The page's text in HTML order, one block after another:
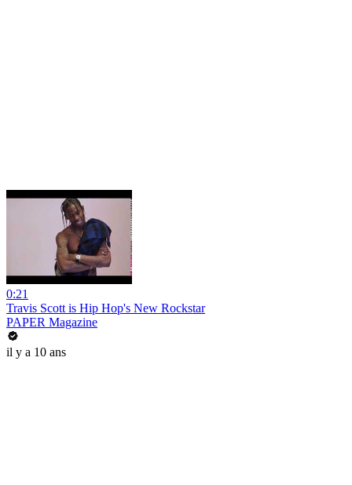
0:21
Travis Scott is Hip Hop's New Rockstar
PAPER Magazine
il y a 10 ans